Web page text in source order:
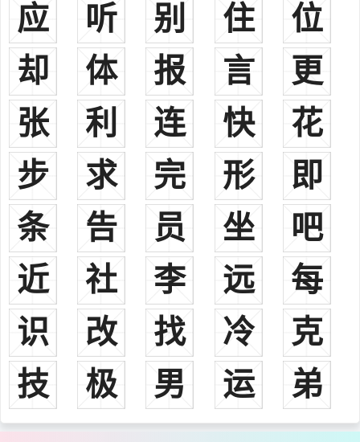
杜正伦唐朝（575-658），相州洹水人。唐朝宰相。封襄阳县公。
杜景俭唐朝（？－700），冀州武邑人。唐朝宰相。殿中侍御
史。益州录事参军。
杜审言唐朝（645－708），襄州襄阳人。唐代著名诗人，杜甫祖
父。
杜暹唐朝（678－740），濮州濮阳人。唐朝宰相。尚书右丞相。
谥号贞肃，改贞孝。
南岳怀让唐朝（677－744），金州人。唐代高僧，俗姓杜，禅宗
六祖惠能弟子，后弘法于南岳福严寺，六祖下弘传最盛的两大法嗣之
一，其后出临济、沩仰二大宗支。
杜鸿渐唐朝（709－769），濮州濮阳人。唐朝宰相，礼部尚书杜
暹族子。封卫国公。追赠太尉，谥号文宪。
杜甫唐朝（712－770），河南巩县人。唐代伟大的现实主义诗
人，与李白合称“李杜”。杜甫在中国古典诗歌中的影响非常深远，被
后人称为“诗圣”，他的诗被称为“诗史”。后世称其杜拾遗、杜工部，
杜佑唐朝（735－812），京兆万年人。唐朝宰相、政治家、史学
家。赠太傅，谥号安简。他曾以三十六年的功力博览古今典籍和历代
应
听 别 住
位
却
体 报 言
更
张
利 连 快
花
步
求 完 形
即
条
告 员 坐
吧
近
社 李 远
每
识
改 找 冷
克
技
极 男 运 弟